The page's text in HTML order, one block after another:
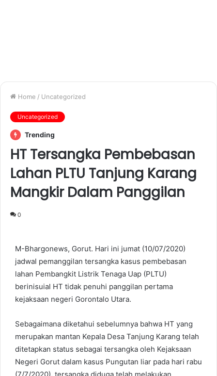
Home / Uncategorized
Uncategorized
Trending
HT Tersangka Pembebasan
Lahan PLTU Tanjung Karang
Mangkir Dalam Panggilan
0
M-Bhargonews, Gorut. Hari ini jumat (10/07/2020)
jadwal pemanggilan tersangka kasus pembebasan
lahan Pembangkit Listrik Tenaga Uap (PLTU)
berinisuial HT tidak penuhi panggilan pertama
kejaksaan negeri Gorontalo Utara.
Sebagaimana diketahui sebelumnya bahwa HT yang
merupakan mantan Kepala Desa Tanjung Karang telah
ditetapkan status sebagai tersangka oleh Kejaksaan
Negeri Gorut dalam kasus Pungutan liar pada hari rabu
(7/7/2020), tersangka diduga telah melakukan